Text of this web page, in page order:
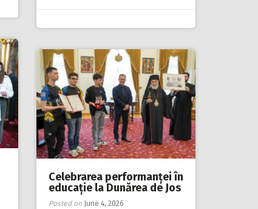
Celebrarea performanței în
educație la Dunărea de Jos
Posted on June 4, 2026